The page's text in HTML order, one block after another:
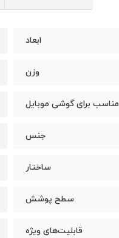
ابعاد
وزن
مناسب برای گوشی موبایل
جنس
ساختار
سطح پوشش
قابلیت‌های ویژه